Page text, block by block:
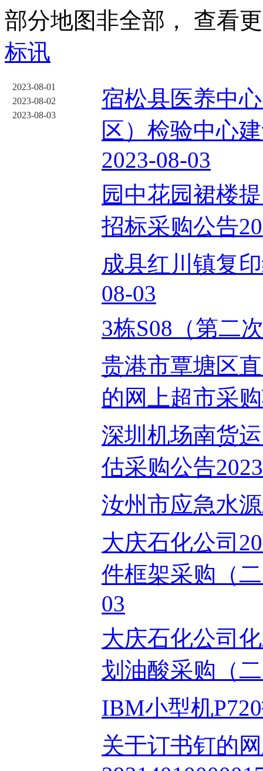
部分地图非全部， 查看
标讯
2023-08-01
2023-08-02
2023-08-03
宿松县医养中
区）检验中心
2023-08-03
园中花园裙楼
招标采购公告
成县红川镇复
08-03
3栋S08（第二
贵港市覃塘区
的网上超市采
深圳机场南货
估采购公告
汝州市应急水
大庆石化公司
件框架采购（
03
大庆石化公司
划油酸采购（
IBM小型机
关于订书钉的